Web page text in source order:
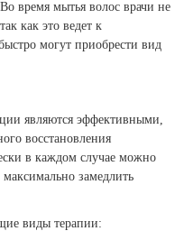
время мытья волос врачи не
как это ведет к
могут приобрести вид
являются эффективными,
восстановления
в каждом случае можно
замедлить
виды терапии: